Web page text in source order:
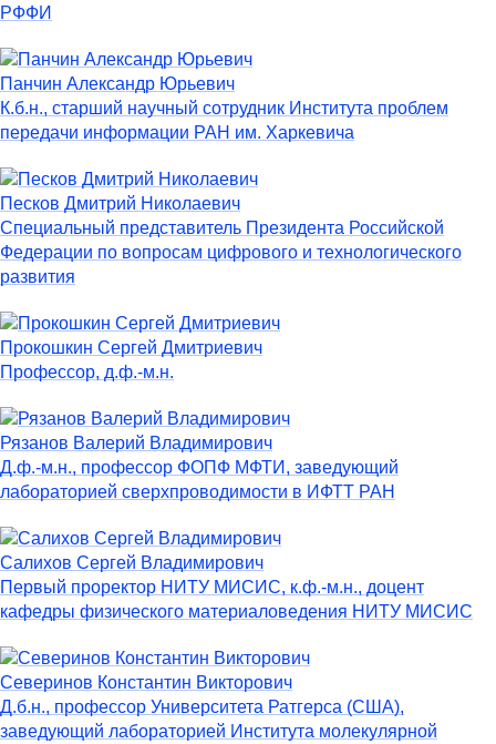
РФФИ
Панчин Александр Юрьевич
К.б.н., старший научный сотрудник Института проблем
передачи информации РАН им. Харкевича
Песков Дмитрий Николаевич
Специальный представитель Президента Российской
Федерации по вопросам цифрового и технологического
развития
Прокошкин Сергей Дмитриевич
Профессор, д.ф.-м.н.
Рязанов Валерий Владимирович
Д.ф.-м.н., профессор ФОПФ МФТИ, заведующий
лабораторией сверхпроводимости в ИФТТ РАН
Салихов Сергей Владимирович
Первый проректор НИТУ МИСИС, к.ф.-м.н., доцент
кафедры физического материаловедения НИТУ МИСИС
Северинов Константин Викторович
Д.б.н., профессор Университета Ратгерса (США),
заведующий лабораторией Института молекулярной